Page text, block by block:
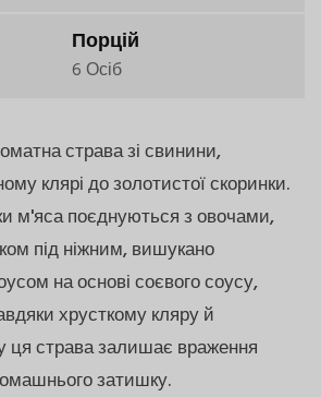
Порцій
6 Осіб
страва зі свинини,
клярі до золотистої скоринки.
м'яса поєднуються з овочами,
під ніжним, вишукано
на основі соєвого соусу,
хрусткому кляру й
ця страва залишає враження
затишку.